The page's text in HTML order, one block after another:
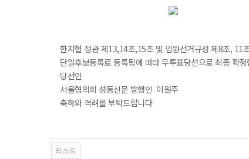
한지협 정관 제13,14조,15조 및 임원선거규정 제8조, 11
단일후보등록로 등록됨에 따라 무투표당선으로 최종 확정
당선인
서울협의회 성동신문 발행인 이원주
축하와 격려를 부탁드립니다